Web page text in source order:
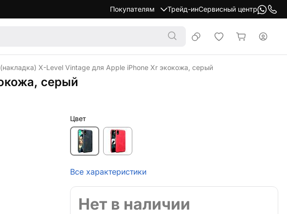
Покупателям Трейд-инСервисный центр
X-Level Vintage для Apple iPhone Xr экокожа, серый
серый
Цвет
Все характеристики
Нет в наличии